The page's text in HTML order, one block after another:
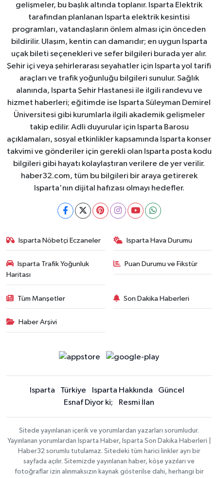
gelişmeler, bu başlık altında toplanır. Isparta Elektrik
tarafından planlanan Isparta elektrik kesintisi
programları, vatandaşların önlem alması için önceden
bildirilir. Ulaşım, kentin can damarıdır; en uygun Isparta
uçak bileti seçenekleri ve sefer bilgileri burada yer alır.
Şehir içi veya şehirlerarası seyahatler için Isparta yol tarifi
araçları ve trafik yoğunluğu bilgileri sunulur. Sağlık
alanında, Isparta Şehir Hastanesi ile ilgili randevu ve
hizmet haberleri; eğitimde ise Isparta Süleyman Demirel
Üniversitesi gibi kurumlarla ilgili akademik gelişmeler
takip edilir. Adli duyurular için Isparta Barosu
açıklamaları, sosyal etkinlikler kapsamında Isparta konser
takvimi ve gönderiler için gerekli olan Isparta posta kodu
bilgileri gibi hayatı kolaylaştıran verilere de yer verilir.
haber32.com, tüm bu bilgileri bir araya getirerek
Isparta'nın dijital hafızası olmayı hedefler.
Isparta Nöbetçi Eczaneler Isparta Hava Durumu
Isparta Trafik Yoğunluk
Haritası
Puan Durumu ve Fikstür
Tüm Manşetler Son Dakika Haberleri
Haber Arşivi
Isparta Türkiye Isparta Hakkında
Güncel
Esnaf Diyor ki;
Resmi İlan
Sitede yayınlanan içerik ve yorumlardan yazarları sorumludur.
Yayınlanan yorumlardan Isparta Haber, Isparta Son Dakika Haberleri |
Haber32 sorumlu tutulamaz. Sitedeki tüm harici linkler ayrı bir
sayfada açılır. Sitemizde yayınlanan haber, köşe yazıları ve
fotoğraflar izin alınmaksızın kaynak gösterilse dahi, herhangi bir